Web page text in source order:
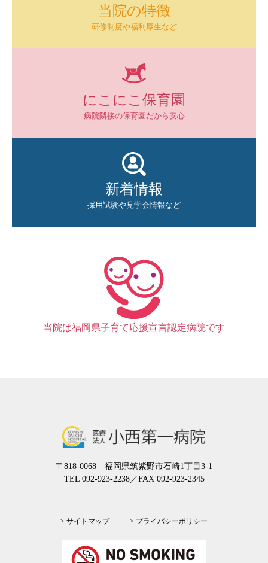
当院の特徴
研修制度や福利厚生など
にこにこ保育園
病院隣接の保育園だから安心
新着情報
採用試験や見学会情報など
当院は福岡県子育て応援宣言認定病院です
〒818-0068 福岡県筑紫野市石崎1丁目3-1
TEL 092-923-2238／FAX 092-923-2345
> サイトマップ > プライバシーポリシー